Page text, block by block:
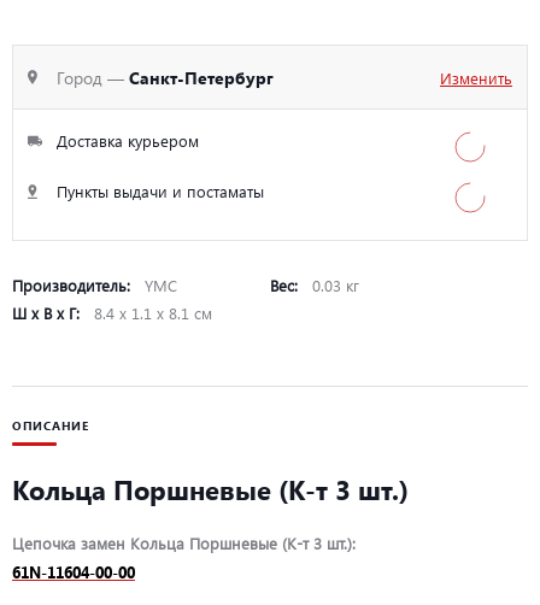
Город — Санкт-Петербург Изменить
Доставка курьером
Пункты выдачи и постаматы
Производитель: YMC Вес:
0.03 кг
Ш х В х Г:
8.4 х 1.1 х 8.1 см
ОПИСАНИЕ
Кольца Поршневые (К-т 3 шт.)
Цепочка замен Кольца Поршневые (К-т 3 шт.):
61N-11604-00-00